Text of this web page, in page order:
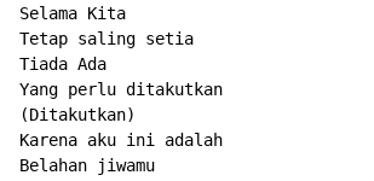
Selama Kita
Tetap saling setia
Tiada Ada
Yang perlu ditakutkan
(Ditakutkan)
Karena aku ini adalah
Belahan jiwamu